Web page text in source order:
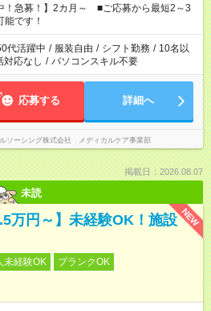
を教えてくださいね。 ※Wワーク希望
事で希望する勤務時間と、もう1つのお仕事
週40時間を超える場合は応募できません。
！急募！】2カ月～ ■ご応募から最短2～3
能です！
代活躍中 / 服装自由 / シフト勤務 / 10名以
対応なし / パソコンスキル不要
応募する 詳細へ
ソーシング株式会社 メディカルケア事業部
掲載日：2026.08.07
未読
NEW
万円～】未経験OK！施設
未経験OK
ブランクOK